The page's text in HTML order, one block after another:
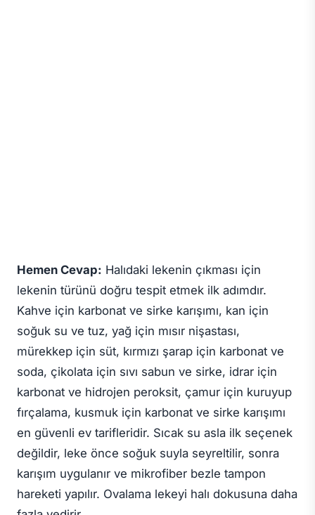
Hemen Cevap: Halıdaki lekenin çıkması için
lekenin türünü doğru tespit etmek ilk adımdır.
Kahve için karbonat ve sirke karışımı, kan için
soğuk su ve tuz, yağ için mısır nişastası,
mürekkep için süt, kırmızı şarap için karbonat ve
soda, çikolata için sıvı sabun ve sirke, idrar için
karbonat ve hidrojen peroksit, çamur için kuruyup
fırçalama, kusmuk için karbonat ve sirke karışımı
en güvenli ev tarifleridir. Sıcak su asla ilk seçenek
değildir, leke önce soğuk suyla seyreltilir, sonra
karışım uygulanır ve mikrofiber bezle tampon
hareketi yapılır. Ovalama lekeyi halı dokusuna daha